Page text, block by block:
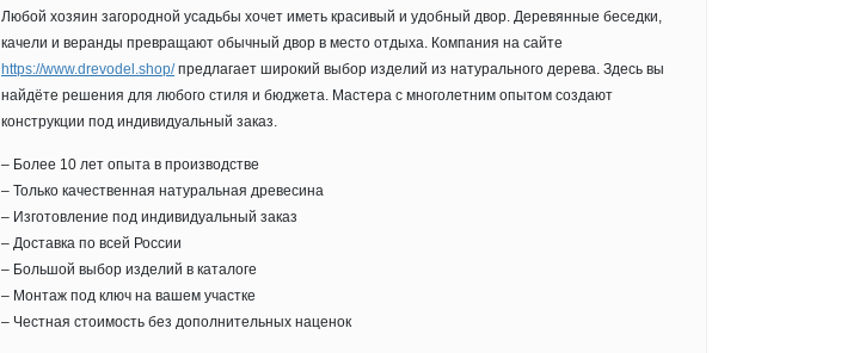
Любой хозяин загородной усадьбы хочет иметь красивый и удобный двор. Деревянные беседки,
качели и веранды превращают обычный двор в место отдыха. Компания на сайте
https://www.drevodel.shop/предлагает широкий выбор изделий из натурального дерева. Здесь вы
найдёте решения для любого стиля и бюджета. Мастера с многолетним опытом создают
конструкции под индивидуальный заказ.
– Более 10 лет опыта в производстве
– Только качественная натуральная древесина
– Изготовление под индивидуальный заказ
– Доставка по всей России
– Большой выбор изделий в каталоге
– Монтаж под ключ на вашем участке
– Честная стоимость без дополнительных наценок